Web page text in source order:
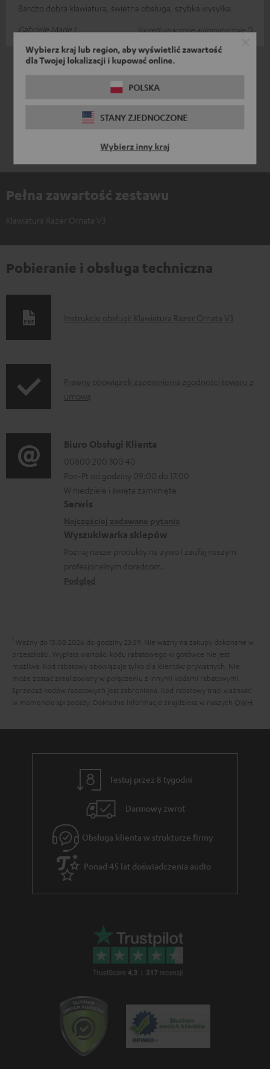
Wybierz kraj lub region, aby wyświetlić zawartość
dla Twojej lokalizacji i kupować online.
POLSKA
STANY ZJEDNOCZONE
Wybierz inny kraj
Bardzo dobra klawiatura, świetna obsługa, szybka wysyłka.
Gabriele Marie L.
(przetłumaczone automatycznie *)
/ 2 *przetłumaczone automatycznie
Pełna zawartość zestawu
Klawiatura Razer Ornata V3
Pobieranie i obsługa techniczna
D
m
t
y
d
o
o
b
r
a
Instrukcje obsługi: Klawiatura Razer Ornata V3
I
n
o
r
m
a
c
j
e
d
c
z
ą
c
e
g
c
j
i
Prawny obowiązek zapewnienia zgodności towaru z
umową
D
a
n
e
o
n
t
o
w
e
Biuro Obsługi Klienta
00800 200 300 40
Pon-Pt od godziny 09:00 do 17:00
W niedziele i święta zamknięte
Serwis
Wyszukiwarka sklepów
Poznaj nasze produkty na żywo i zaufaj naszym
profesjonalnym doradcom.
1 Ważny do 15.08.2026 do godziny 23:59. Nie ważny na zakupy dokonane w
przeszłości. Wypłata wartości kodu rabatowego w gotówce nie jest
możliwa. Kod rabatowy obowiązuje tylko dla klientów prywatnych. Nie
może zostać zrealizowany w połączeniu z innymi kodami rabatowymi.
Sprzedaż kodów rabatowych jest zabroniona. Kod rabatowy traci ważność
w momencie sprzedaży. Dokładne informacje znajdziesz w naszych OWH
Testuj przez 8 tygodni
Darmowy zwrot
Obsługa klienta w strukturze firmy
Ponad 45 lat doświadczenia audio